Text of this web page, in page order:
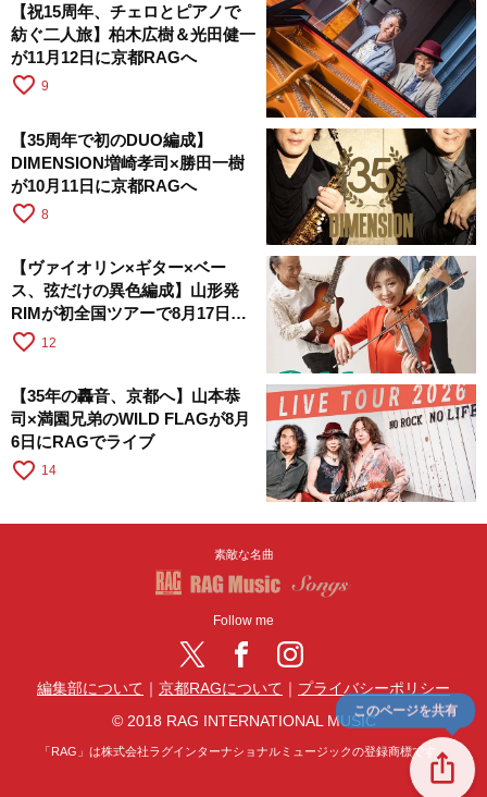
【祝15周年、チェロとピアノで
紡ぐ二人旅】柏木広樹＆光田健一
が11月12日に京都RAGへ
favorite_border 9
【35周年で初のDUO編成】
DIMENSION増崎孝司×勝田一樹
が10月11日に京都RAGへ
favorite_border 8
【ヴァイオリン×ギター×ベー
ス、弦だけの異色編成】山形発
RIMが初全国ツアーで8月17日に
RAGへ
favorite_border 12
【35年の轟音、京都へ】山本恭
司×満園兄弟のWILD FLAGが8月
6日にRAGでライブ
favorite_border 14
ios_share
このページを共有
素敵な名曲
Follow me
編集部について 京都RAGについて
プライバシーポリシー
© 2018 RAG INTERNATIONAL MUSIC
「RAG」は株式会社ラグインターナショナルミュージックの登録商標です。